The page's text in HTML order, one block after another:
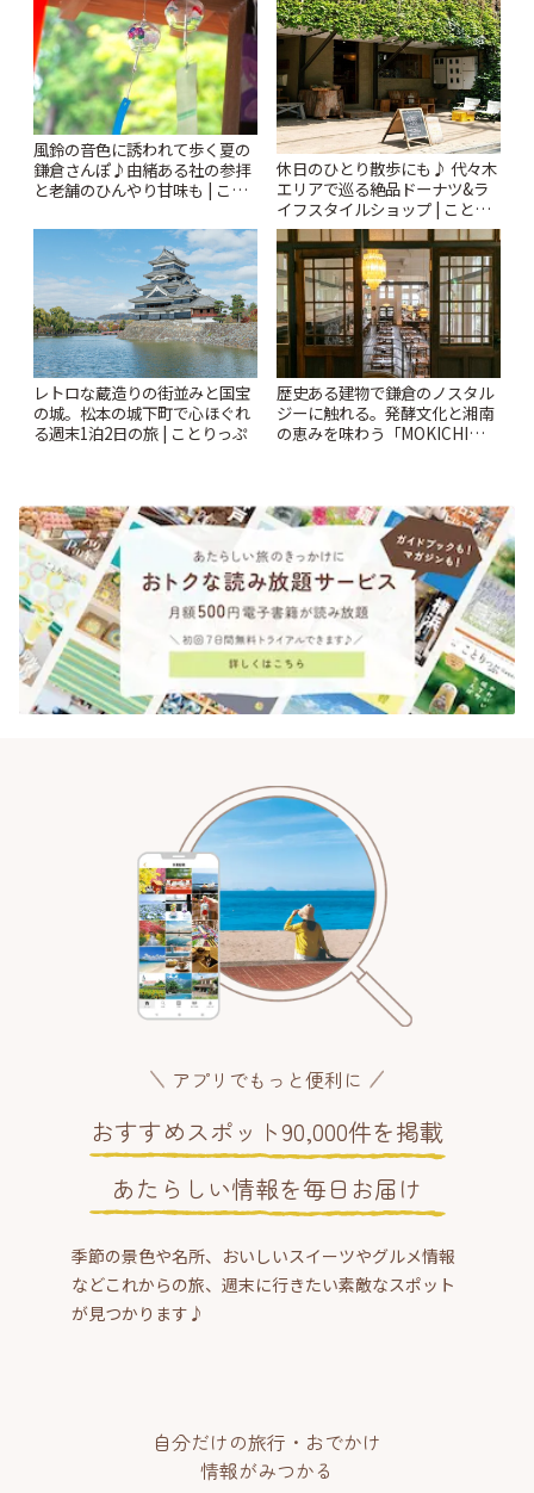
風鈴の音色に誘われて歩く夏の
鎌倉さんぽ♪由緒ある社の参拝
と老舗のひんやり甘味も | こと
休日のひとり散歩にも♪ 代々木
エリアで巡る絶品ドーナツ&ラ
イフスタイルショップ | ことり
っぷ
レトロな蔵造りの街並みと国宝
の城。松本の城下町で心ほぐれ
る週末1泊2日の旅 | ことりっぷ
歴史ある建物で鎌倉のノスタル
ジーに触れる。発酵文化と湘南
の恵みを味わう「MOKICHI
アプリでもっと便利に
おすすめスポット90,000件を掲載
あたらしい情報を毎日お届け
季節の景色や名所、おいしいスイーツやグルメ情報
などこれからの旅、週末に行きたい素敵なスポット
が見つかります♪
自分だけの旅行・おでかけ
情報がみつかる